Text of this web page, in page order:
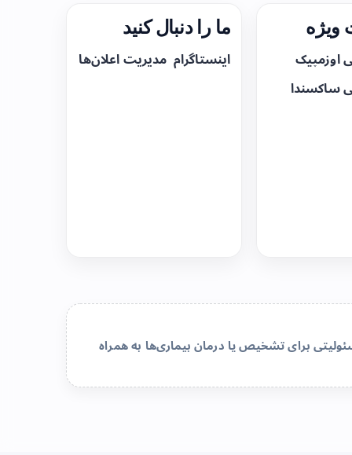
ویژه
اوزمپیک
ساکسندا
ما را دنبال کنید
اینستاگرام مدیریت اعلان‌ها
برای تشخیص یا درمان بیماری‌ها به همراه